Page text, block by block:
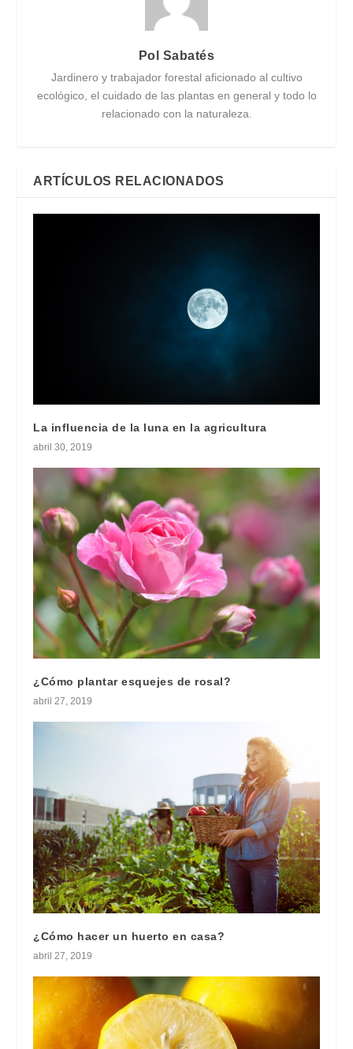
Pol Sabatés
Jardinero y trabajador forestal aficionado al cultivo
ecológico, el cuidado de las plantas en general y todo lo
relacionado con la naturaleza.
ARTÍCULOS RELACIONADOS
La influencia de la luna en la agricultura
abril 30, 2019
¿Cómo plantar esquejes de rosal?
abril 27, 2019
¿Cómo hacer un huerto en casa?
abril 27, 2019